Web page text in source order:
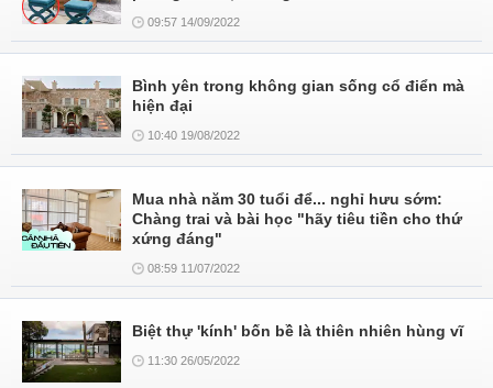
09:57 14/09/2022
Bình yên trong không gian sống cổ điển mà
hiện đại
10:40 19/08/2022
Mua nhà năm 30 tuổi để... nghỉ hưu sớm:
Chàng trai và bài học "hãy tiêu tiền cho thứ
xứng đáng"
08:59 11/07/2022
Biệt thự 'kính' bốn bề là thiên nhiên hùng vĩ
11:30 26/05/2022